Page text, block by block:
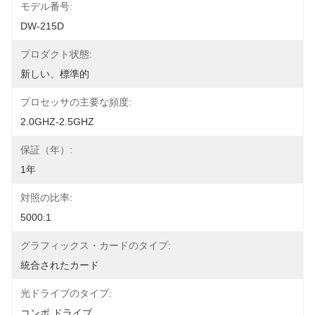
モデル番号:
DW-215D
プロダクト状態:
新しい、標準的
プロセッサの主要な頻度:
2.0GHZ-2.5GHZ
保証（年）:
1年
対照の比率:
5000:1
グラフィックス・カードのタイプ:
統合されたカード
光ドライブのタイプ: